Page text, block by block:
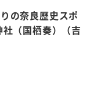
の奈良歴史スポ
（国栖奏）（吉